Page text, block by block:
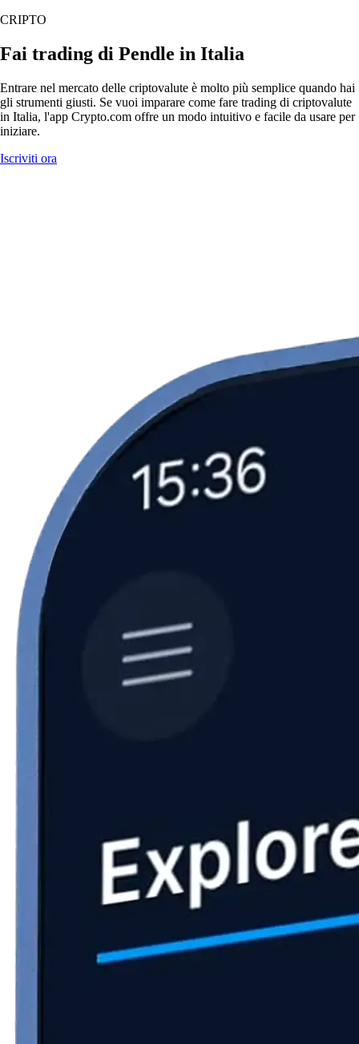
CRIPTO
Fai trading di Pendle in Italia
Entrare nel mercato delle criptovalute è molto più semplice quando hai
gli strumenti giusti. Se vuoi imparare come fare trading di criptovalute
in Italia, l'app Crypto.com offre un modo intuitivo e facile da usare per
iniziare.
Iscriviti ora